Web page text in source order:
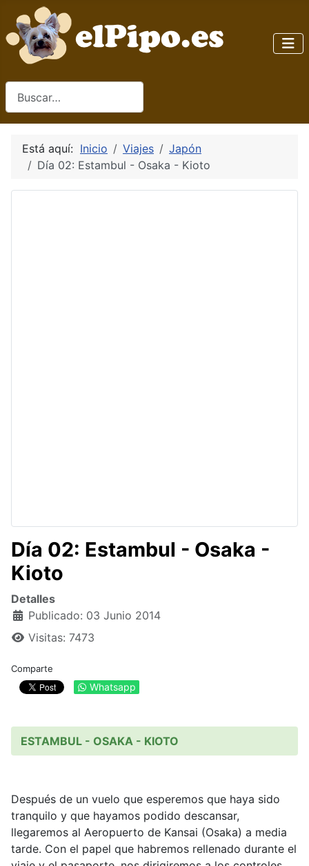
Está aquí: Inicio Viajes
Japón
Día 02: Estambul - Osaka - Kioto
Día 02: Estambul - Osaka -
Kioto
Detalles
Publicado: 03 Junio 2014
Visitas: 7473
Comparte
Whatsapp
ESTAMBUL - OSAKA - KIOTO
Después de un vuelo que esperemos que haya sido
tranquilo y que hayamos podido descansar,
llegaremos al Aeropuerto de Kansai (Osaka) a media
tarde. Con el papel que habremos rellenado durante el